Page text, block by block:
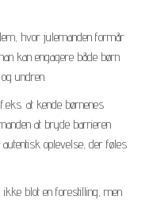
hvor julemanden formår
kan engagere både børn
undren.
at kende børnenes
at bryde barrieren
oplevelse, der føles
blot en forestilling, men